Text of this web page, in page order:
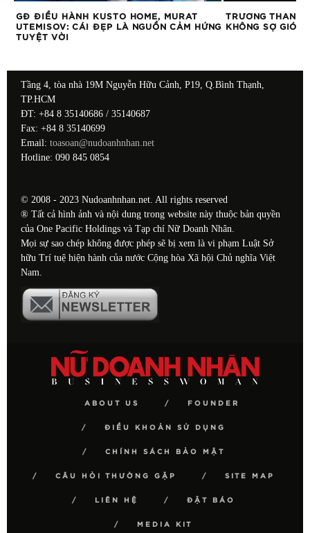
GĐ ĐIỀU HÀNH KUSTO HOME, MURAT
UTEMISOV: CÁI ĐẸP LÀ NGUỒN CẢM HỨNG
TUYỆT VỜI
TRƯƠNG THANH
KHÔNG SỢ GIÓ
Tầng 4, tòa nhà 19M Nguyễn Hữu Cảnh, P19, Q.Bình Thạnh,
TP.HCM
ĐT: +84 8 35140686 / 35140687
Fax: +84 8 35140699
Email: toasoan@nudoanhnhan.net
Hotline: 090 845 0854
© 2008 - 2023 Nudoanhnhan.net. All rights reserved
® Tất cả hình ảnh và nội dung trong website này thuộc bản quyền
của One Pacific Holdings và Tạp chí Nữ Doanh Nhân.
Mọi sự sao chép không được phép sẽ bị xem là vi phạm Luật Sở
hữu Trí tuệ hiện hành của nước Cộng hòa Xã hội Chủ nghĩa Việt
Nam.
ABOUT US FOUNDER
ĐIỀU KHOẢN SỬ DỤNG
CHÍNH SÁCH BẢO MẬT
CÂU HỎI THƯỜNG GẶP SITE MAP
LIÊN HỆ ĐẶT BÁO
MEDIA KIT